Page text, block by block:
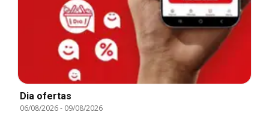
Dia ofertas
06/08/2026- 09/08/2026